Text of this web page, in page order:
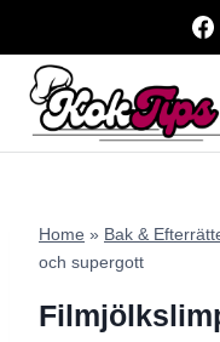
content
Home » Bak &
och supergott